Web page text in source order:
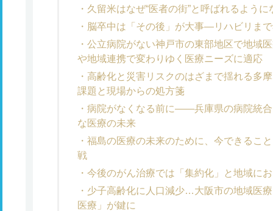
久留米はなぜ“医者の街”と呼ばれるように
脳卒中は「その後」が大事―リハビリま
公立病院がない神戸市の東部地区で地域
や地域連携で変わりゆく医療ニーズに適応
高齢化と災害リスクのはざまで揺れる多
課題と現場からの処方箋
病院がなくなる前に――兵庫県の病院統
な医療の未来
福島の医療の未来のために、今できるこ
戦
今後のがん治療では「集約化」と地域に
少子高齢化に人口減少…大阪市の地域医
医療」が鍵に